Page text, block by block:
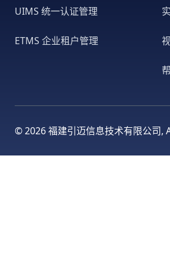
UIMS 统一认证管理
ETMS 企业租户管理
©2026 福建引迈信息技术有限公司,